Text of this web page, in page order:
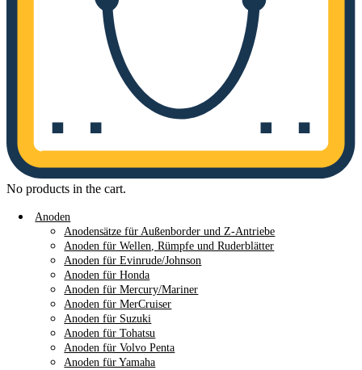
No products in the cart.
Anoden
Anodensätze für Außenborder und Z-Antriebe
Anoden für Wellen, Rümpfe und Ruderblätter
Anoden für Evinrude/Johnson
Anoden für Honda
Anoden für Mercury/Mariner
Anoden für MerCruiser
Anoden für Suzuki
Anoden für Tohatsu
Anoden für Volvo Penta
Anoden für Yamaha